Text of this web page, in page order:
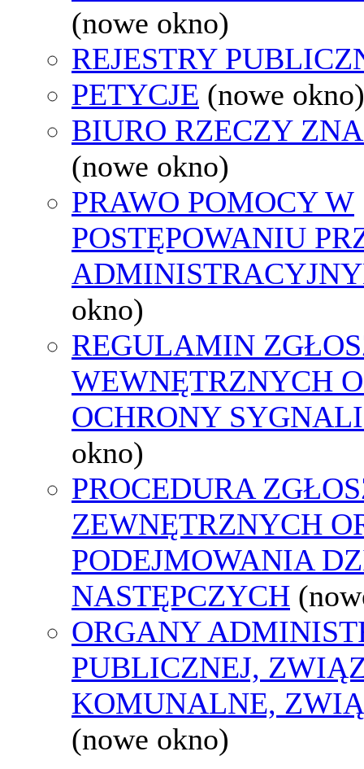
(nowe okno)
REJESTRY
PETYCJE (nowe okno)
BIURO RZECZY
(nowe okno)
PRAWO POMOCY W
POSTĘPOWANIU
okno)
REGULAMIN
WEWNĘTRZNYCH
OCHRONY
okno)
PROCEDURA
ZEWNĘTRZNYCH
PODEJMOWANIA
NASTĘPCZYCH
ORGANY
PUBLICZNEJ,
KOMUNALNE,
(nowe okno)